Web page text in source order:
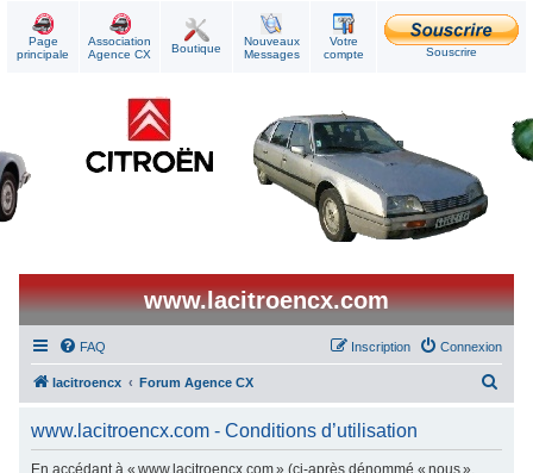
Page
principale
Association
Agence CX
Boutique
Nouveaux
Messages
Votre
compte
Souscrire
www.lacitroencx.com
FAQ Connexion
Inscription
lacitroencx Forum Agence CX
www.lacitroencx.com - Conditions d’utilisation
En accédant à « www.lacitroencx.com » (ci-après dénommé « nous »,